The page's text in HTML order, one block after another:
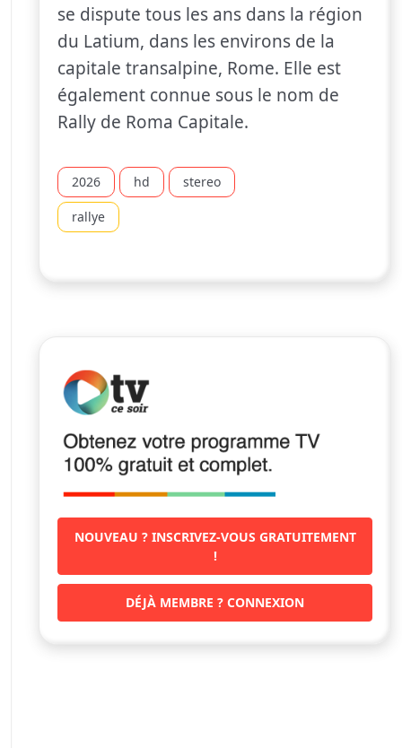
se dispute tous les ans dans la région
du Latium, dans les environs de la
capitale transalpine, Rome. Elle est
également connue sous le nom de
Rally de Roma Capitale.
2026 hd stereo
rallye
NOUVEAU ? INSCRIVEZ-VOUS GRATUITEMENT
!
DÉJÀ MEMBRE ? CONNEXION